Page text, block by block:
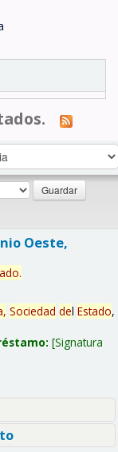
Oeste,
.
Sociedad del Estado,
Signatura